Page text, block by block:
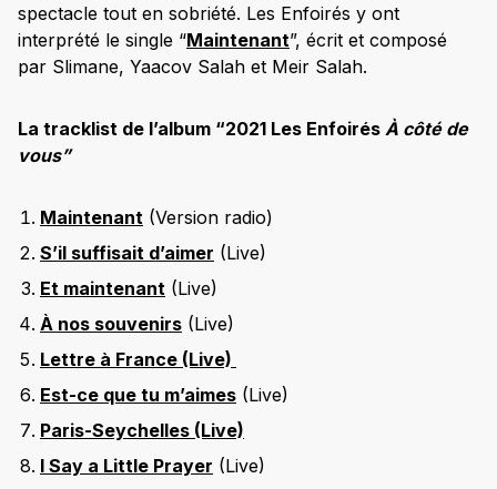
spectacle tout en sobriété. Les Enfoirés y ont
interprété le single “Maintenant”, écrit et composé
par Slimane, Yaacov Salah et Meir Salah.
La tracklist de l’album “2021 Les Enfoirés À côté de
vous”
Maintenant (Version radio)
S’il suffisait d’aimer (Live)
Et maintenant (Live)
À nos souvenirs (Live)
Lettre à France (Live)
Est-ce que tu m’aimes (Live)
Paris-Seychelles (Live)
I Say a Little Prayer (Live)